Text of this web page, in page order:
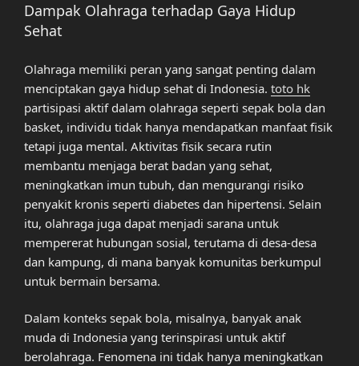
Dampak Olahraga terhadap Gaya Hidup
Sehat
Olahraga memiliki peran yang sangat penting dalam
menciptakan gaya hidup sehat di Indonesia. toto hk
partisipasi aktif dalam olahraga seperti sepak bola dan
basket, individu tidak hanya mendapatkan manfaat fisik
tetapi juga mental. Aktivitas fisik secara rutin
membantu menjaga berat badan yang sehat,
meningkatkan imun tubuh, dan mengurangi risiko
penyakit kronis seperti diabetes dan hipertensi. Selain
itu, olahraga juga dapat menjadi sarana untuk
mempererat hubungan sosial, terutama di desa-desa
dan kampung, di mana banyak komunitas berkumpul
untuk bermain bersama.
Dalam konteks sepak bola, misalnya, banyak anak
muda di Indonesia yang terinspirasi untuk aktif
berolahraga. Fenomena ini tidak hanya meningkatkan